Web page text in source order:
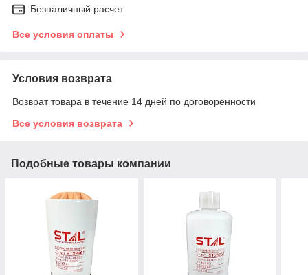
Безналичный расчет
Все условия оплаты
Условия возврата
Возврат товара в течение 14 дней по договоренности
Все условия возврата
Подобные товары компании